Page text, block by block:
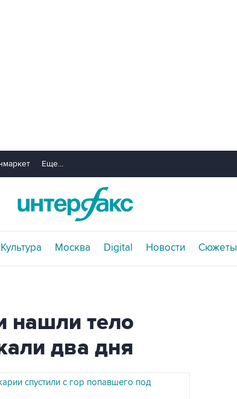
Еще...
Культура Москва Digital Новости Сюжеты
нашли тело
два дня
спустили с гор попавшего под